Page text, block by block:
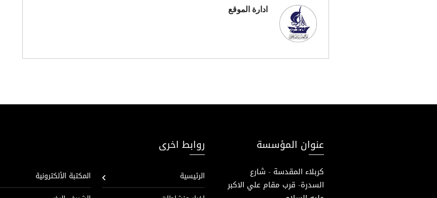
ادارة الموقع
عنوان المؤسسة
كربلاء المقدسة - شارع
السدرة- قرب مقام علي الاكبر
روابط اخرى
الرئيسية
المكتبة الألكترونية